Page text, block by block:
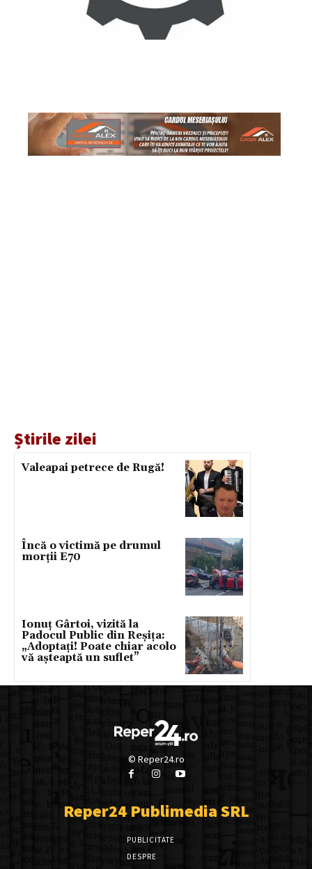
Știrile zilei
Valeapai petrece de Rugă!
Încă o victimă pe drumul
morții E70
Ionuț Gârtoi, vizită la
Padocul Public din Reșița:
„Adoptați! Poate chiar acolo
vă așteaptă un suflet”
© Reper24.ro
Reper24 Publimedia SRL
PUBLICITATE
DESPRE